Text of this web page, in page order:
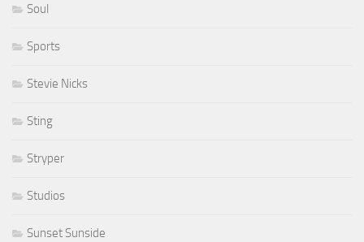
Soul
Sports
Stevie Nicks
Sting
Stryper
Studios
Sunset Sunside